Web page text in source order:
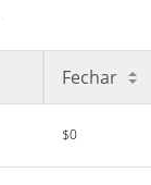
Fechar
$0